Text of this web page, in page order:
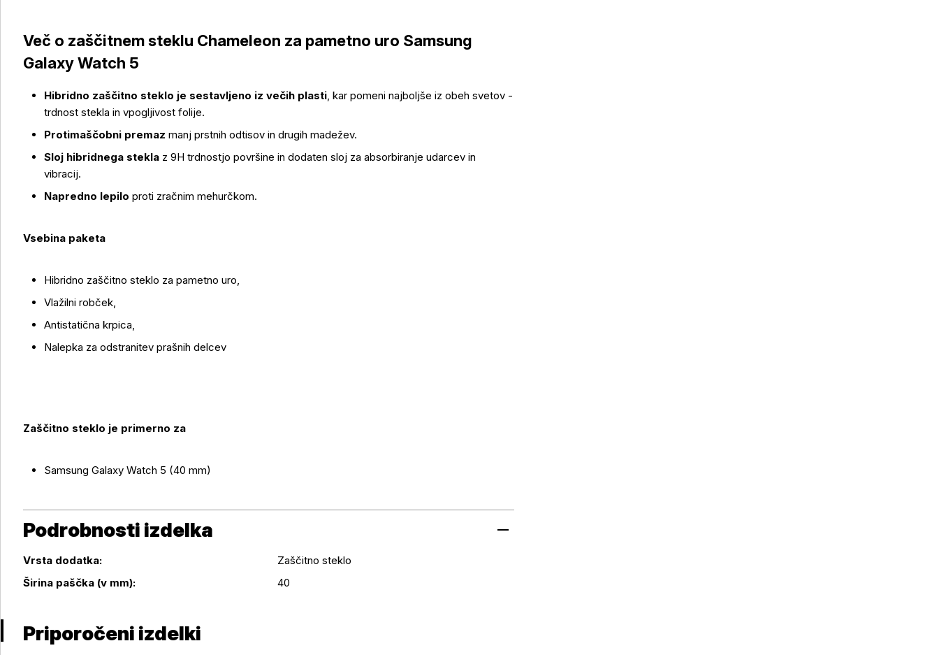
Več o izdelku
Več o zaščitnem steklu Chameleon za pametno uro Samsung
Galaxy Watch 5
Hibridno zaščitno steklo je sestavljeno iz večih plasti, kar pomeni najboljše iz obeh svetov -
trdnost stekla in vpogljivost folije.
Protimaščobni premaz manj prstnih odtisov in drugih madežev.
Sloj hibridnega stekla z 9H trdnostjo površine in dodaten sloj za absorbiranje udarcev in
vibracij.
Napredno lepilo proti zračnim mehurčkom.
Vsebina paketa
Hibridno zaščitno steklo za pametno uro,
Vlažilni robček,
Antistatična krpica,
Nalepka za odstranitev prašnih delcev
Zaščitno steklo je primerno za
Samsung Galaxy Watch 5 (40 mm)
Podrobnosti izdelka
Podrobnosti izdelka
Vrsta dodatka:
Zaščitno steklo
Širina paščka (v mm):
40
Priporočeni izdelki